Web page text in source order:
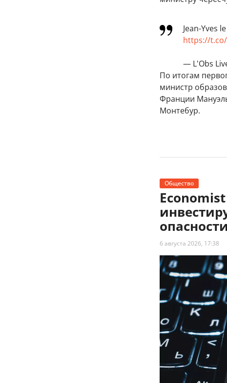
Jean-Yves
https://
— L'Obs
По итогам
министр
Франции
Монтебур.
Общество
опасности
6 августа 2026, 17:38